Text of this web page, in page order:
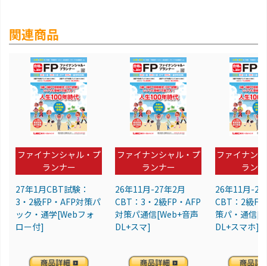
関連商品
ファイナンシャル・プ
ランナー
27年1月CBT試験：
3・2級FP・AFP対策パ
ック・通学[Webフォ
ロー付]
ファイナンシャル・プ
ランナー
26年11月-27年2月
CBT：3・2級FP・AFP
対策パ通信[Web+音声
DL+スマ]
ファイナン
ラン
26年11月-27
CBT：2級FP
策パ・通信
DL+スマホ]